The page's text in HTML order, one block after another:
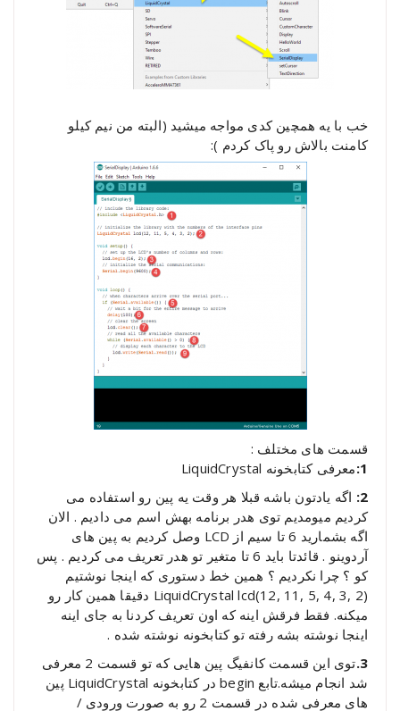
خب با یه همچین کدی مواجه میشید (البته من نیم کیلو
کامنت بالاش رو پاک کردم ):
قسمت های مختلف :
1: معرفی کتابخونه LiquidCrystal
2: اگه یادتون باشه قبلا هر وقت یه پین رو استفاده می
کردیم میومدیم توی هدر برنامه بهش اسم می دادیم . الان
اگه بشمارید 6 تا سیم از LCD وصل کردیم به پین های
آردوینو . قائدتا باید 6 تا متغیر تو هدر تعریف می کردیم . پس
کو ؟ چرا نکردیم ؟ همین خط دستوری که اینجا نوشتیم
(LiquidCrystal lcd(12, 11, 5, 4, 3, 2 دقیقا همین کار رو
میکنه. فقط فرقش اینه که اون تعریف کردنا به جای اینه
اینجا نوشته بشه رفته تو کتابخونه نوشته شده .
3.
توی این قسمت کانفیگ پین هایی که تو قسمت 2 معرفی
شد انجام میشه.تابع begin در کتابخونه LiquidCrystal پین
های معرفی شده در قسمت 2 رو به صورت ورودی /